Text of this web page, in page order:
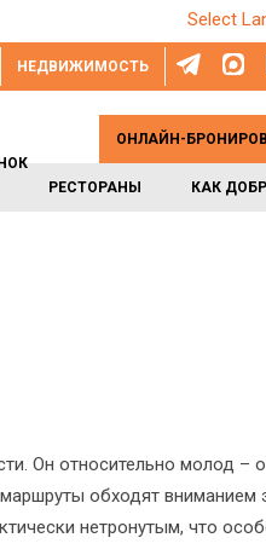
Select
НЕДВИЖИМОСТЬ
РЕСТОРАНЫ КАК
ОНЛАЙН-
Он относительно молод –
обходят вниманием
нетронутым, что